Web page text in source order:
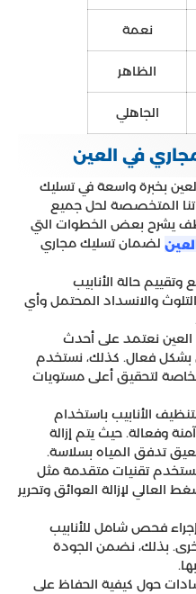
نعمة
الظاهر
الجاهلي
في العين
بخبرة واسعة في تسليك
المتخصصة لحل جميع
يشرح بعض الخطوات التي
لضمان تسليك مجاري
حالة الأنابيب
والانسداد المحتمل وأي
العين نعتمد على أحدث
بشكل فعال. كذلك، نستخدم
لتحقيق أعلى مستويات
الأنابيب باستخدام
وفعالة. حيث يتم إزالة
تعيق تدفق المياه بسلاسة.
تقنيات متقدمة مثل
العالي لإزالة العوائق وتحرير
فحص شامل للأنابيب
بذلك، نضمن الجودة
حول كيفية الحفاظ على